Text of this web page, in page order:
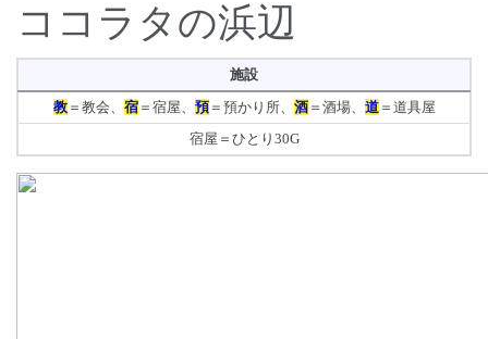
ココラタの浜辺
施設
教＝教会、 宿＝宿屋、 預＝預かり所、 酒＝酒場、 道＝道具屋
宿屋＝ひとり30G